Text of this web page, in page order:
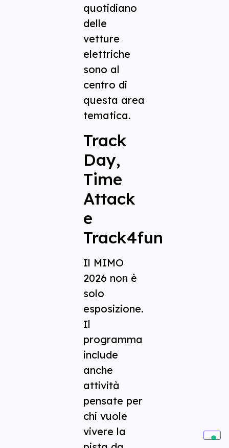
quotidiano
delle
vetture
elettriche
sono al
centro di
questa area
tematica.
Track
Day,
Time
Attack
e
Track4fun
Il MIMO
2026 non è
solo
esposizione.
Il
programma
include
anche
attività
pensate per
chi vuole
vivere la